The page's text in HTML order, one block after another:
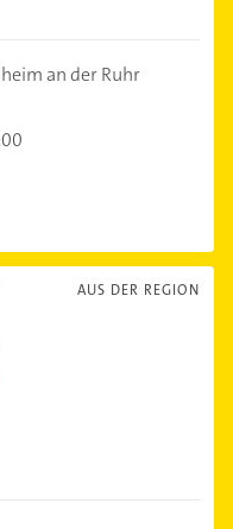
an der Ruhr
AUS DER REGION